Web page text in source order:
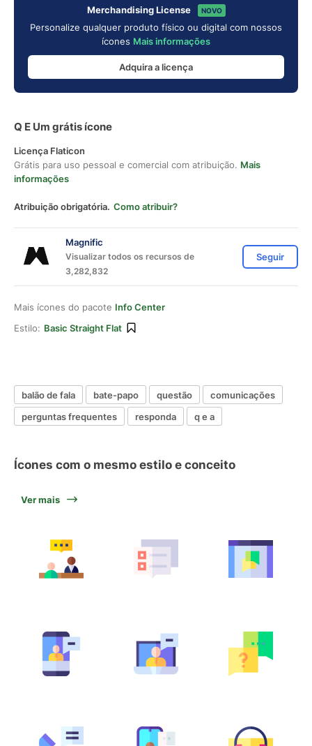
Merchandising License NOVO
Personalize qualquer produto físico ou digital com nossos
ícones Mais informações
Adquira a licença
Q E Um grátis ícone
Licença Flaticon
Grátis para uso pessoal e comercial com atribuição. Mais
informações
Atribuição obrigatória. Como atribuir?
Magnific
Visualizar todos os recursos de
3,282,832
Seguir
Mais ícones do pacote Info Center
Estilo: Basic Straight Flat
balão de fala bate-papo questão
comunicações
perguntas frequentes
responda q e a
Ícones com o mesmo estilo e conceito
Ver mais